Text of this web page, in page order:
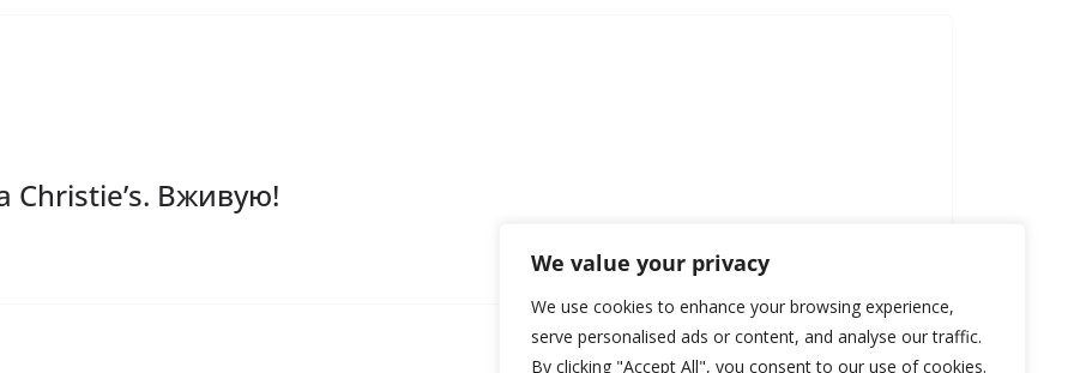
We value your privacy
We use cookies to enhance your browsing experience,
serve personalised ads or content, and analyse our traffic.
By clicking "Accept All", you consent to our use of cookies.
Christie’s. Вживую!